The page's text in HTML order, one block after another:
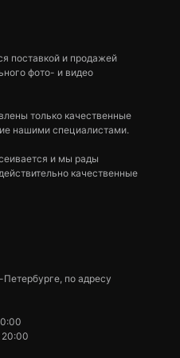
поставкой и продажей
фото- и видео
только качественные
нашими специалистами.
и мы рады
качественные
по адресу
20:00